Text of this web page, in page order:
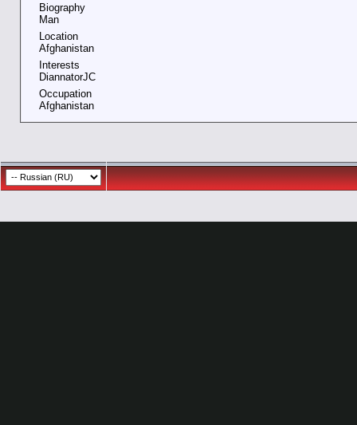
Biography
Man
Location
Afghanistan
Interests
DiannatorJC
Occupation
Afghanistan